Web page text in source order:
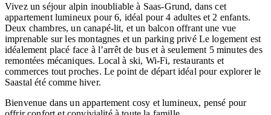
Vivez un séjour alpin inoubliable à Saas-Grund, dans cet
appartement lumineux pour 6, idéal pour 4 adultes et 2 enfants.
Deux chambres, un canapé-lit, et un balcon offrant une vue
imprenable sur les montagnes et un parking privé Le logement est
idéalement placé face à l’arrêt de bus et à seulement 5 minutes des
remontées mécaniques. Local à ski, Wi-Fi, restaurants et
commerces tout proches. Le point de départ idéal pour explorer le
Saastal été comme hiver.
Bienvenue dans un appartement cosy et lumineux, pensé pour